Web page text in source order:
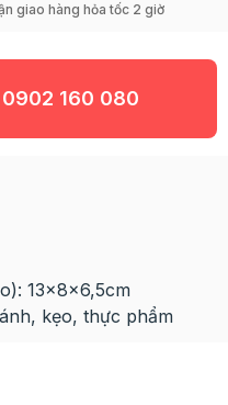
giao hàng hỏa tốc 2 giờ
0902 160 080
13x8x6,5cm
kẹo, thực phẩm